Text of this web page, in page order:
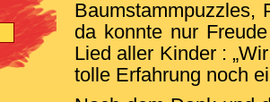
da konnte nur
Lied aller Kinder :
tolle Erfahrung noch